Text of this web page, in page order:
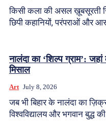
किसी कला की असल ख़ूबसूरती
छिपी कहानियों, परंपराओं और
नालंदा का ‘शिल्प ग्राम’:
मिसाल
Art July 8, 2026
जब भी बिहार के नालंदा का
विश्वविद्यालय और भगवान बुद्ध